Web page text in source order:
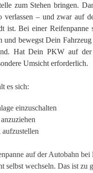
zum Stehen bringen.
verlassen – und zwar auf
ist. Bei einer Reifenpanne
und bewegst Dein Fahrzeug
Hat Dein PKW auf
Umsicht erforderlich.
es sich:
einzuschalten
auf der Autobahn bei
selbst wechseln. Das ist zu